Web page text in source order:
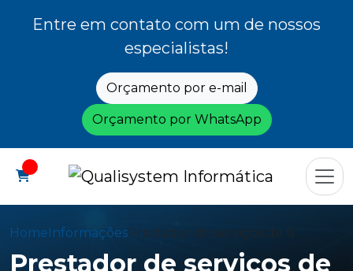
Entre em contato com um de nossos
especialistas!
Orçamento por e-mail
Orçamento por WhatsApp
HomeInformaçõesPrestador de serviços de ti
Prestador de serviços de